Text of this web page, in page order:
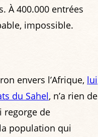
À 400.000 entrées
impossible.
envers l’Afrique, lui
du Sahel, n’a rien de
regorge de
population qui